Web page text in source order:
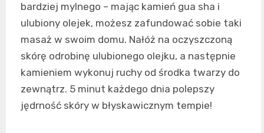
bardziej mylnego – mając kamień gua sha i
ulubiony olejek, możesz zafundować sobie taki
masaż w swoim domu. Nałóż na oczyszczoną
skórę odrobinę ulubionego olejku, a następnie
kamieniem wykonuj ruchy od środka twarzy do
zewnątrz. 5 minut każdego dnia polepszy
jędrność skóry w błyskawicznym tempie!